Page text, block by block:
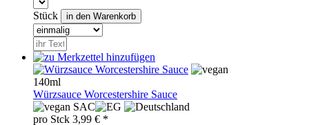
Stück
140ml
Würzsauce Worcestershire Sauce
SAC
pro Stck 3,99 € *